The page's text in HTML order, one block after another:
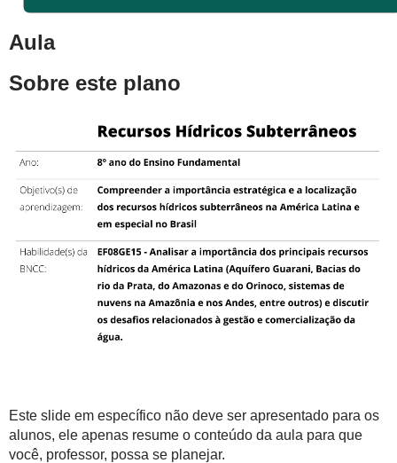
Aula
Sobre este plano
Este slide em específico não deve ser apresentado para os
alunos, ele apenas resume o conteúdo da aula para que
você, professor, possa se planejar.